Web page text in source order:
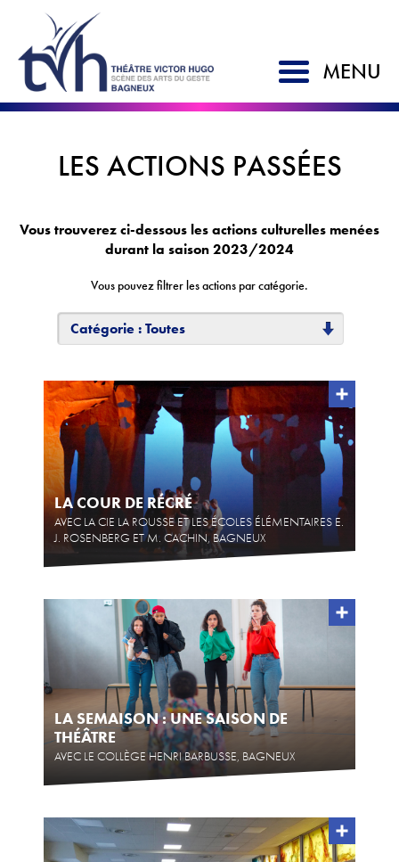
MENU
LE TVH
L'équipe
Artistes associés
ACTIONS CULTURELLES
Les actions de la saison
Pratique du théâtre, mime et geste
Les actions passées
CINÉMA
Programmation
INFOS+
Réservation
Contacts / Accès
Téléchargements
Lettre d'info
LES ACTIONS PASSÉES
Vous trouverez ci-dessous les actions culturelles menées
durant la saison 2023/2024
Vous pouvez filtrer les actions par catégorie.
Catégorie : Toutes
LA COUR DE RÉCRÉ
AVEC LA CIE LA ROUSSE ET LES ÉCOLES ÉLÉMENTAIRES E.
J. ROSENBERG ET M. CACHIN, BAGNEUX
LA SEMAISON : UNE SAISON DE
THÉÂTRE
AVEC LE COLLÈGE HENRI BARBUSSE, BAGNEUX